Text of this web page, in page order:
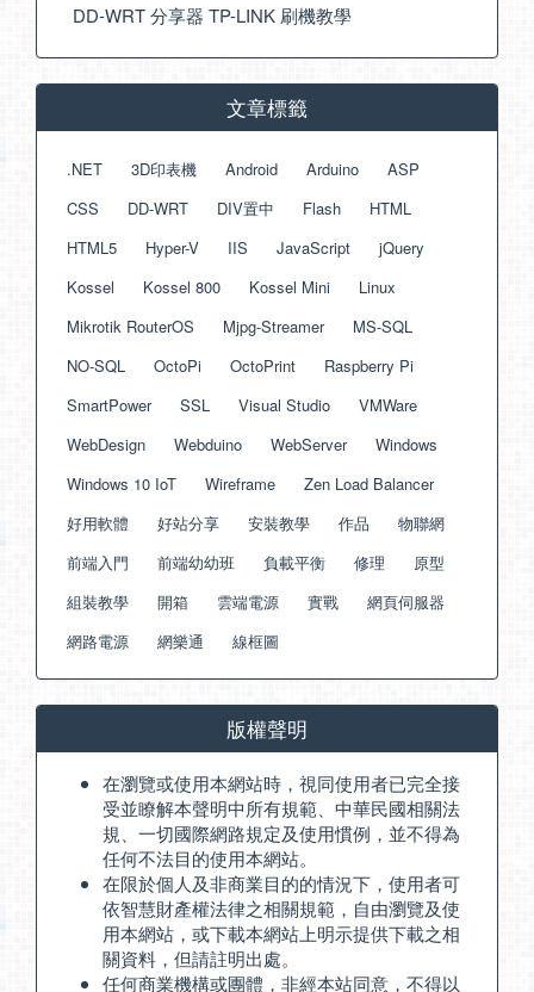
DD-WRT 分享器 TP-LINK 刷機教學
文章標籤
.NET 3D印表機 Android Arduino
ASP
CSS
DD-WRT DIV置中 Flash
HTML
HTML5
Hyper-V IIS JavaScript
jQuery
Kossel
Kossel 800 Kossel Mini
Linux
Mikrotik RouterOS
Mjpg-Streamer
MS-SQL
NO-SQL
OctoPi OctoPrint
Raspberry Pi
SmartPower
SSL Visual Studio
VMWare
WebDesign
Webduino WebServer
Windows
Windows 10 IoT
Wireframe
Zen Load Balancer
好用軟體
好站分享 安裝教學 作品
物聯網
前端入門
前端幼幼班 負載平衡 修理
原型
組裝教學
開箱 雲端電源 實戰
網頁伺服器
網路電源
網樂通 線框圖
版權聲明
在瀏覽或使用本網站時，視同使用者已完全接
受並瞭解本聲明中所有規範、中華民國相關法
規、一切國際網路規定及使用慣例，並不得為
任何不法目的使用本網站。
在限於個人及非商業目的的情況下，使用者可
依智慧財產權法律之相關規範，自由瀏覽及使
用本網站，或下載本網站上明示提供下載之相
關資料，但請註明出處。
任何商業機構或團體，非經本站同意，不得以